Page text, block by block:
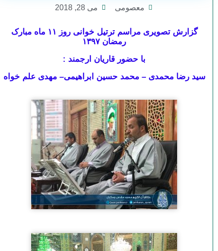
معصومی می 28, 2018
گزارش تصویری مراسم ترتیل خوانی روز ۱۱ ماه مبارک
رمضان ۱۳۹۷
با حضور قاریان ارجمند :
سید رضا محمدی – محمد حسین ابراهیمی– مهدی علم خواه